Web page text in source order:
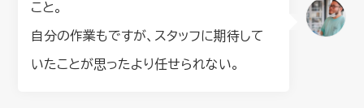
こと。
自分の作業もですが、スタッフに期待して
いたことが思ったより任せられない。